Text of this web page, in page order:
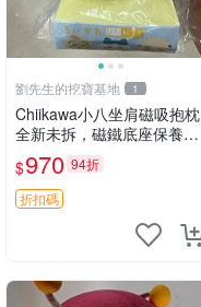
劉先生的挖寶基地 1
Chiikawa小八坐肩磁吸抱枕
全新未拆，磁鐵底座保養品
專用 磁鐵 磁吸 抱枕
$970 94折
折扣碼